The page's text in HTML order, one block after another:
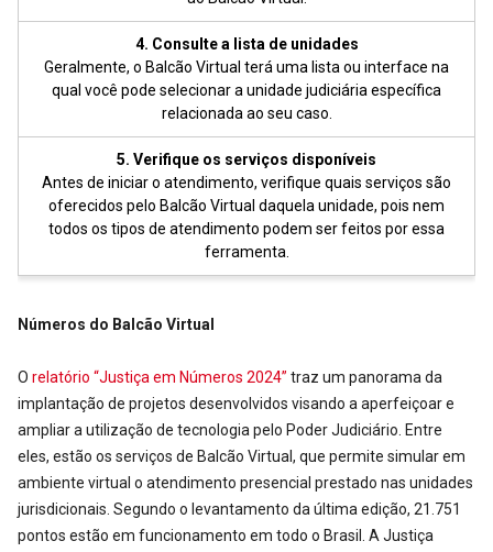
4. Consulte a lista de unidades
Geralmente, o Balcão Virtual terá uma lista ou interface na
qual você pode selecionar a unidade judiciária específica
relacionada ao seu caso.
5. Verifique os serviços disponíveis
Antes de iniciar o atendimento, verifique quais serviços são
oferecidos pelo Balcão Virtual daquela unidade, pois nem
todos os tipos de atendimento podem ser feitos por essa
ferramenta.
Números do Balcão Virtual
O relatório “Justiça em Números 2024” traz um panorama da
implantação de projetos desenvolvidos visando a aperfeiçoar e
ampliar a utilização de tecnologia pelo Poder Judiciário. Entre
eles, estão os serviços de Balcão Virtual, que permite simular em
ambiente virtual o atendimento presencial prestado nas unidades
jurisdicionais. Segundo o levantamento da última edição, 21.751
pontos estão em funcionamento em todo o Brasil. A Justiça